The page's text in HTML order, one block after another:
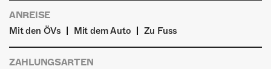
ANREISE
Mit den ÖVs
Mit dem Auto Zu Fuss
ZAHLUNGSARTEN